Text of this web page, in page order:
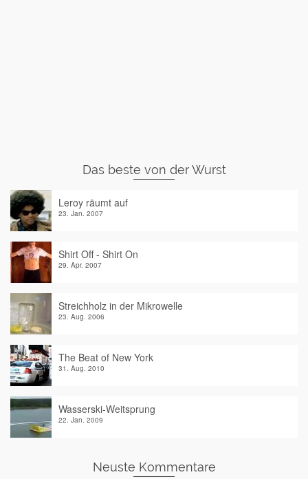
Das beste von der Wurst
Leroy räumt auf
23. Jan. 2007
Shirt Off - Shirt On
29. Apr. 2007
Streichholz in der Mikrowelle
23. Aug. 2006
The Beat of New York
31. Aug. 2010
Wasserski-Weitsprung
22. Jan. 2009
Neuste Kommentare